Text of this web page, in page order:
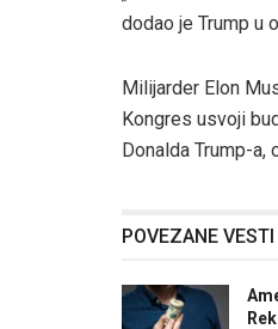
dodao je Trump u
Milijarder Elon
Kongres usvoji
Donalda Trump-a,
POVEZANE VESTI